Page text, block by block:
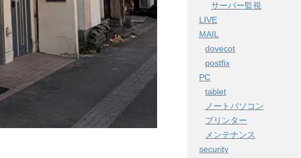
サーバー監視
LIVE
MAIL
dovecot
postfix
PC
tablet
ノートパソコン
プリンター
メンテナンス
security